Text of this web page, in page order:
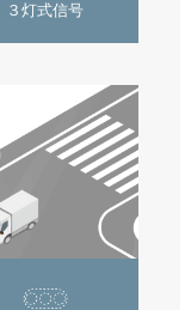
３灯式信号